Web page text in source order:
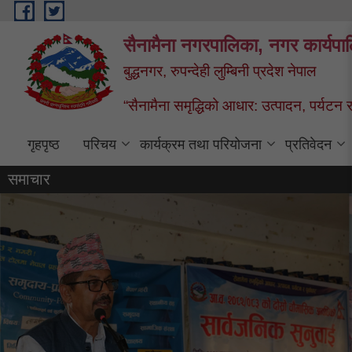
Skip to main content
सैनामैना नगरपालिका, नगर
बुद्धनगर, रुपन्देही लुम्बिनी प्रदेश नेपाल
“सैनामैना समृद्धिको आधार: उत्पादन, पर्यटन र
गृहपृष्ठ परिचय कार्यक्रम तथा परियोजना प्रतिवेदन
समाचार